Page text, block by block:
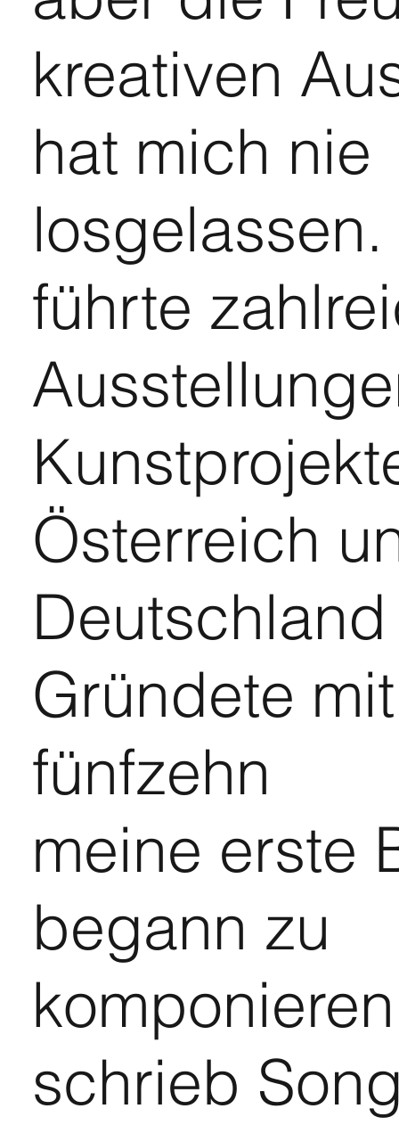
kreativen
hat mich nie
führte
Österreich
Gründete mit
fünfzehn
meine erste
begann zu
schrieb